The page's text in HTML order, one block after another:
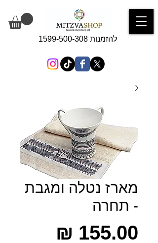
להזמנות 1599-500-308
מארז נטלה ומגבת
- תחרה